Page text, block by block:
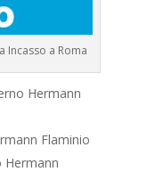
Incasso a Roma
Hermann
Flaminio
Hermann